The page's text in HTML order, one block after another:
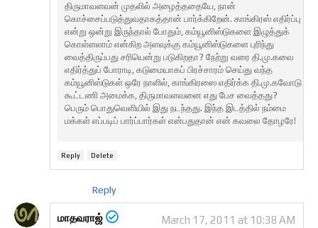
திருமாவளவன் முதலில் அழைத்ததையே, நான்
கொச்சைப்படுத்துவதாகத்தான் பார்க்கிறேன். காங்கிரஸ் எதிர்ப்பு
என்று ஒன்று இருந்தால் போதும், கம்யூனிஸ்டுகளை இழுத்துக்
கொள்ளலாம் என்கிற அளவுக்கு கம்யூனிஸ்டுகளை புரிந்து
வைத்திருப்பது சரியென்று படுகிறதா? நேற்று வரை தி.மு.கவை
எதிர்த்துப் போராடி, கடுமையாகப் பிரச்சாரம் செய்து வந்த
கம்யூனிஸ்டுகள் ஒரே நாளில், காங்கிரஸை எதிர்க்க தி.மு.கவோடு
கூட்டணி அமைக்க, திருமாவளவனை எது பேச வைத்தது?
பெரும் பொதுவெளியில் இது நடந்தது. இந்த இடத்தில் நம்மை
மக்கள் எப்படிப் பார்ப்பார்கள் என்பதுதான் என் கவலை தோழரே!
Reply Delete
Reply
மாதவராஜ் March 17, 2011 at 10:38 AM